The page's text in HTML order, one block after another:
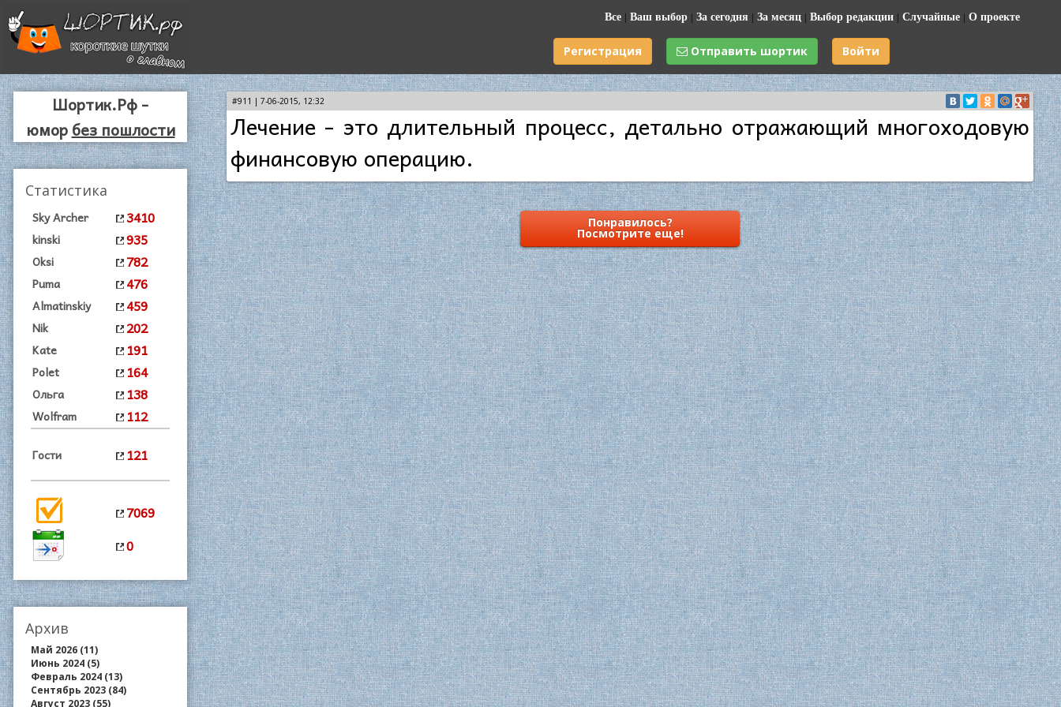
Все | Ваш выбор | За сегодня | За месяц | Выбор редакции | Случайные | О проекте
Регистрация Отправить шортик Войти
Шортик.Рф -
юморбез пошлости
Статистика
Sky Archer 3410
kinski 935
Oksi 782
Puma 476
Almatinskiy 459
Nik 202
Kate 191
Polet 164
Ольга 138
Wolfram 112
Гости 121
7069
0
Архив
Май 2026 (11)
Июнь 2024 (5)
Февраль 2024 (13)
Сентябрь 2023 (84)
Август 2023 (55)
#911 | 7-06-2015, 12:32
Лечение - это длительный процесс, детально отражающий многоходовую
финансовую операцию.
Понравилось?
Посмотрите еще!